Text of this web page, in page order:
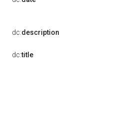
dc:description
dc:title